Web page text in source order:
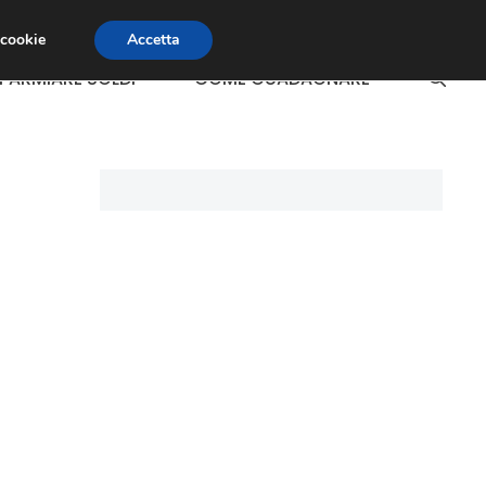
SOLDI COME GUADAGNARE
Accetta